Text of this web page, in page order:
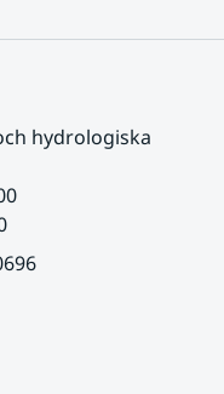
hydrologiska